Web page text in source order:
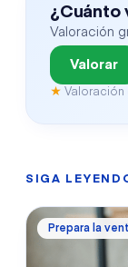
¿Cuánto
Valoración
Valorar
★ Valoración
SIGA
Prepara la